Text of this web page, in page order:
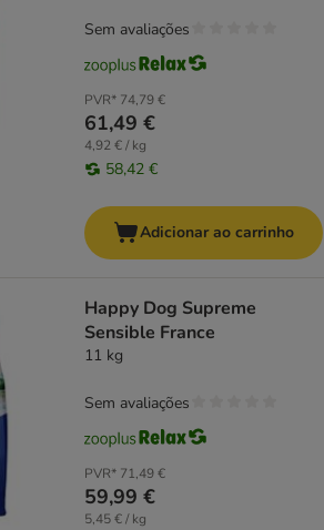
PVR* 74,79 €
61,49 €
4,92 € / kg
58,42 €
Sem avaliações
Adicionar ao carrinho
Happy Dog Supreme
Sensible France
11 kg
PVR* 71,49 €
59,99 €
5,45 € / kg
Sem avaliações